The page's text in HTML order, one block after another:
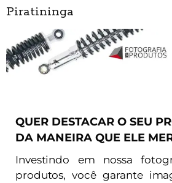
Piratininga
QUER DESTACAR O SEU
DA MANEIRA QUE ELE
Investindo em nossa
produtos, você garante